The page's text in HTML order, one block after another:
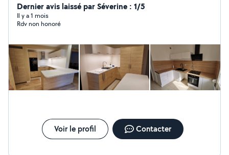
aménagement d'espace pour les professionnels et les
particuliers depuis une dizaine d'années : montage de
stands aux 4 coins de l'Europe , pose de cuisines,
fabrication de meubles sur mesures, dépannage et
installations électriques ... J'ai le savoir faire et tout
l'outillage nécessaire pour réaliser vos petits et gros
travaux n'hésitez pas à me contacter si vous avez besoin
Dernier avis laissé par Séverine : 1/5
Il y a 1 mois
Rdv non honoré
Voir le profil Contacter